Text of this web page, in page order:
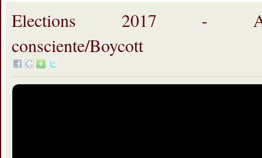
Elections 2017 -
consciente/Boycott